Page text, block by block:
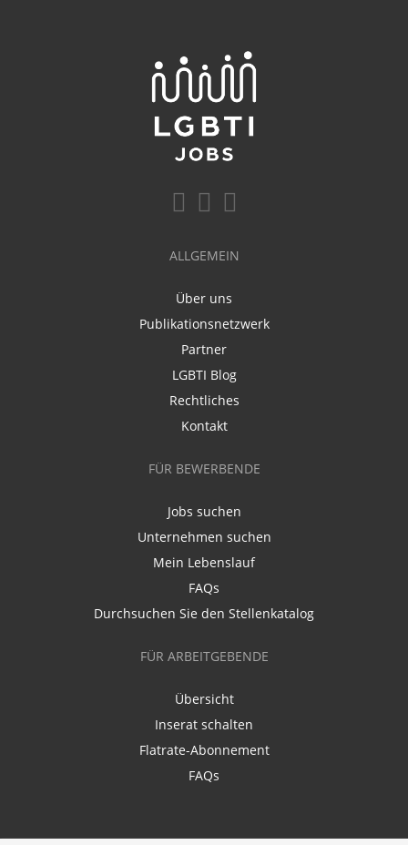
ALLGEMEIN
Über uns
Publikationsnetzwerk
Partner
LGBTI Blog
Rechtliches
Kontakt
FÜR BEWERBENDE
Jobs suchen
Unternehmen suchen
Mein Lebenslauf
FAQs
Durchsuchen Sie den Stellenkatalog
FÜR ARBEITGEBENDE
Übersicht
Inserat schalten
Flatrate-Abonnement
FAQs